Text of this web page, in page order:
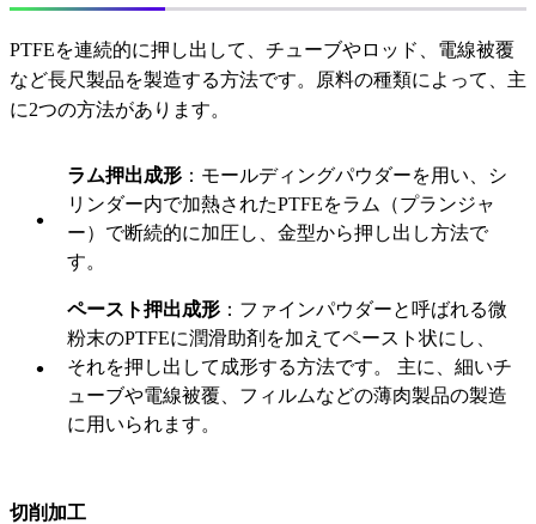
PTFEを連続的に押し出して、チューブやロッド、電線被覆
など長尺製品を製造する方法です。原料の種類によって、主
に2つの方法があります。
ラム押出成形 ：モールディングパウダーを用い、シ
リンダー内で加熱されたPTFEをラム（プランジャ
ー）で断続的に加圧し、金型から押し出し方法で
す。
ペースト押出成形 ：ファインパウダーと呼ばれる微
粉末のPTFEに潤滑助剤を加えてペースト状にし、
それを押し出して成形する方法です。 主に、細いチ
ューブや電線被覆、フィルムなどの薄肉製品の製造
に用いられます。
切削加工